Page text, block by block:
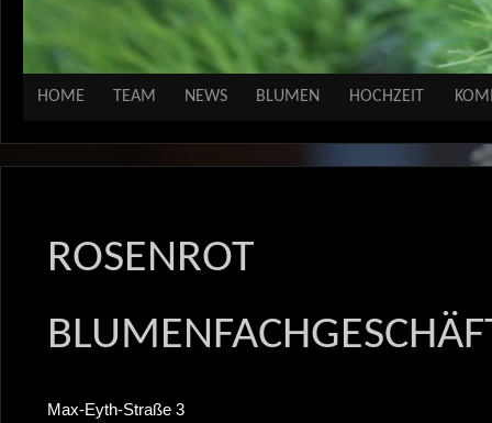
HOME TEAM NEWS BLUMEN HOCHZEIT
ROSENROT
Max-Eyth-Straße 3